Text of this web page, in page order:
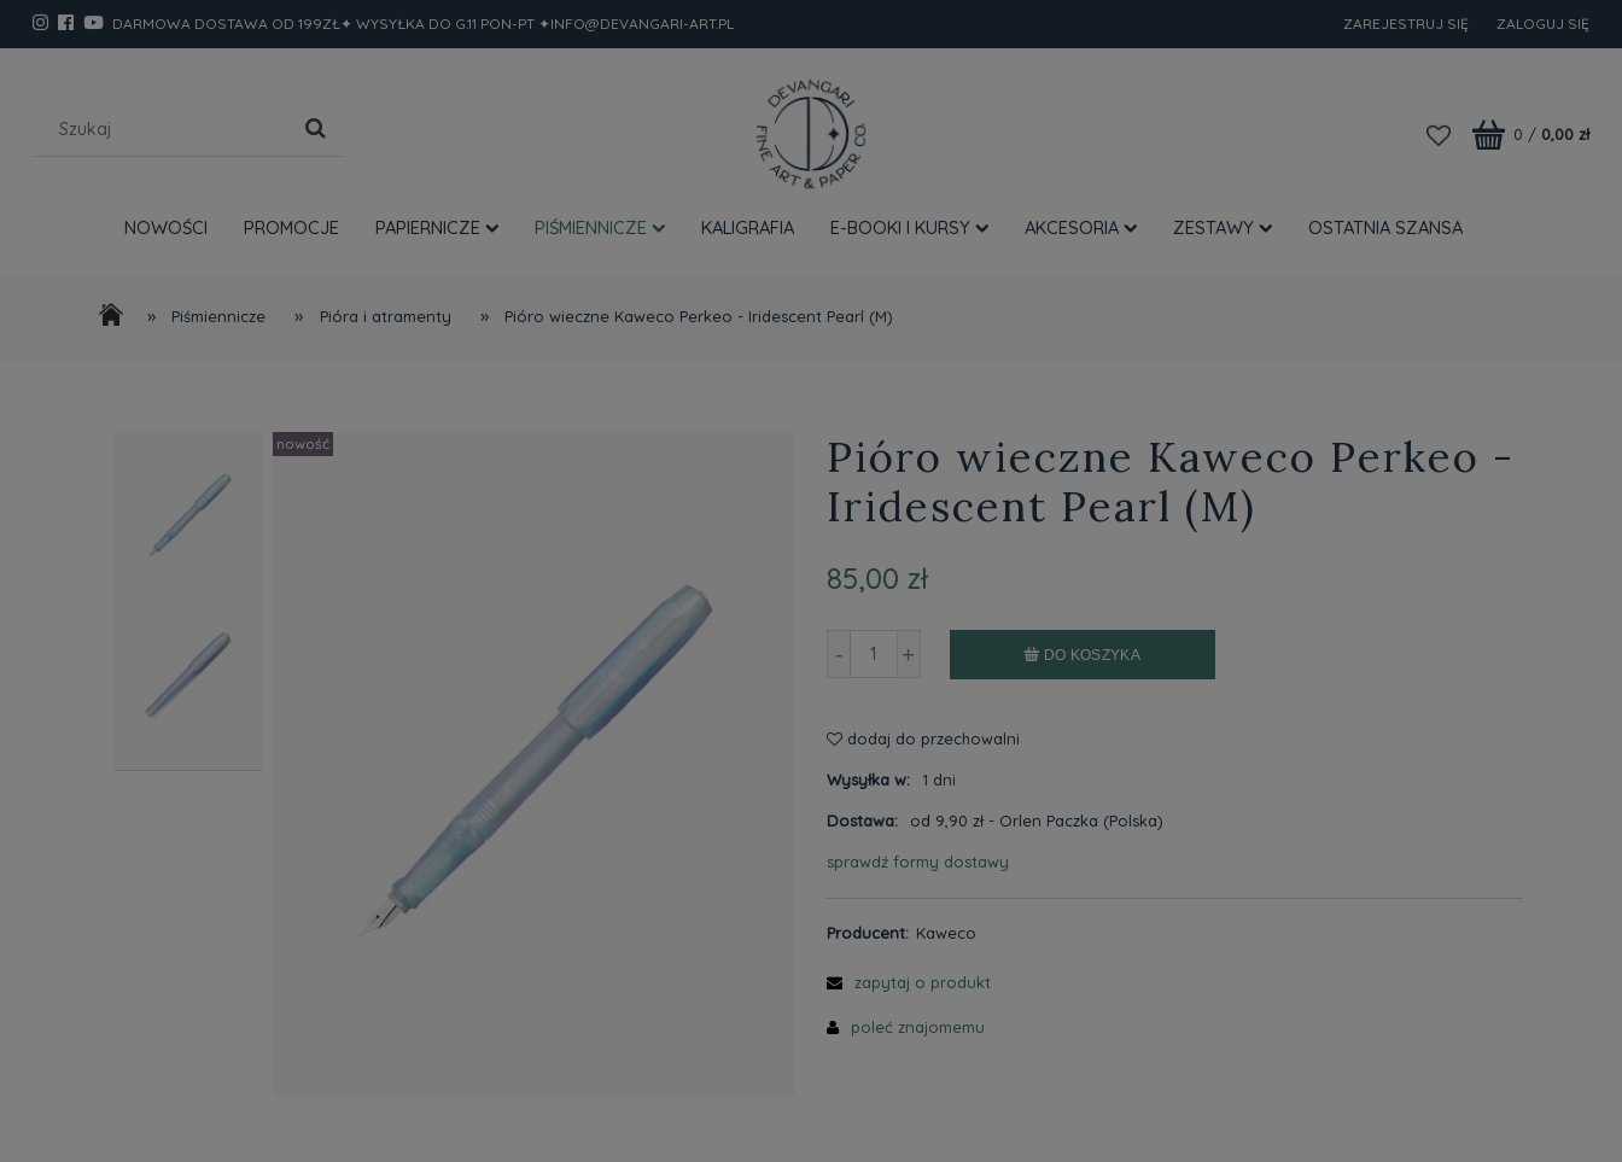
DARMOWA DOSTAWA OD 199ZŁ✦ WYSYŁKA DO G.11 PON-PT ✦INFO@DEVANGARI-ART.PL ZAREJESTRUJ SIĘ ZALOGUJ SIĘ
0 / 0,00 zł
NOWOŚCI PROMOCJE PAPIERNICZE PIŚMIENNICZE KALIGRAFIA E-BOOKI I KURSY AKCESORIA ZESTAWY OSTATNIA SZANSA
» Piśmiennicze » Pióra i atramenty » Pióro wieczne Kaweco Perkeo - Iridescent Pearl (M)
nowość
Pióro wieczne Kaweco Perkeo -
Iridescent Pearl (M)
85,00 zł
- + DO KOSZYKA
dodaj do przechowalni
Wysyłka w: 1 dni
Dostawa: od 9,90 zł - Orlen Paczka (Polska)
Cena nie zawiera ewentualnych kosztów
sprawdź formy dostawy
Producent: Kaweco
zapytaj o produkt
poleć znajomemu